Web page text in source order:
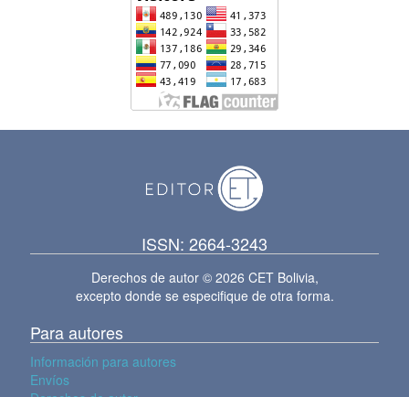
ISSN: 2664-3243
Derechos de autor © 2026 CET Bolivia,
excepto donde se especifique de otra forma.
Para autores
Información para autores
Envíos